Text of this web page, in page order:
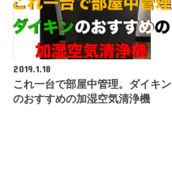
2019.1.18
これ一台で部屋中管理。ダイキン
のおすすめの加湿空気清浄機